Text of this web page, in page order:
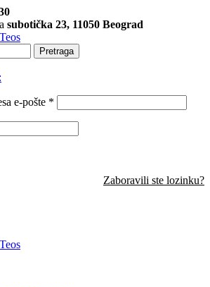
subotička 23, 11050 Beograd
Pretraga
e-pošte *
Zaboravili ste lozinku?